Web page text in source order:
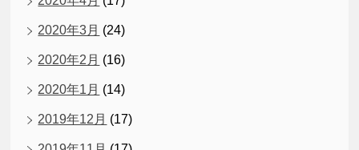
2020年3月 (24)
2020年2月 (16)
2020年1月 (14)
2019年12月 (17)